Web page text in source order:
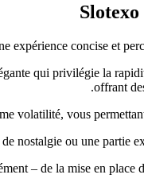
concise et
qui privilégie la
offrant
vous
ou une partie
– de la mise en